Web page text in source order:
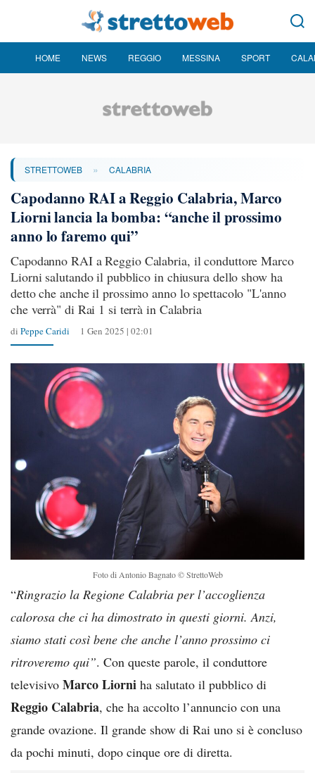
HOME NEWS REGGIO MESSINA SPORT
STRETTOWEB » CALABRIA
Capodanno RAI a Reggio Calabria, Marco
Liorni lancia la bomba: “anche il prossimo
anno lo faremo qui”
Capodanno RAI a Reggio Calabria, il conduttore Marco
Liorni salutando il pubblico in chiusura dello show ha
detto che anche il prossimo anno lo spettacolo "L'anno
che verrà" di Rai 1 si terrà in Calabria
di Peppe Caridi 1 Gen 2025 | 02:01
Foto di Antonio Bagnato © StrettoWeb
“Ringrazio la Regione Calabria per l’accoglienza
calorosa che ci ha dimostrato in questi giorni. Anzi,
siamo stati così bene che anche l’anno prossimo ci
ritroveremo qui”. Con queste parole, il conduttore
televisivo Marco Liorni ha salutato il pubblico di
Reggio Calabria, che ha accolto l’annuncio con una
grande ovazione. Il grande show di Rai uno si è concluso
da pochi minuti, dopo cinque ore di diretta.